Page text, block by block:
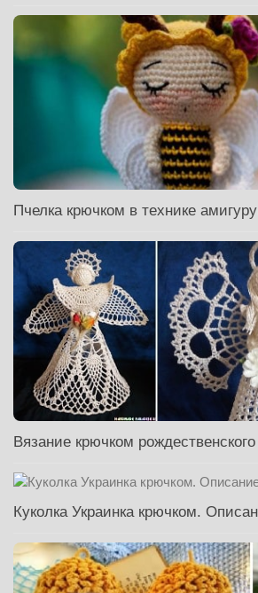
Пчелка крючком в технике
Вязание крючком рождественского
Куколка Украинка крючком.